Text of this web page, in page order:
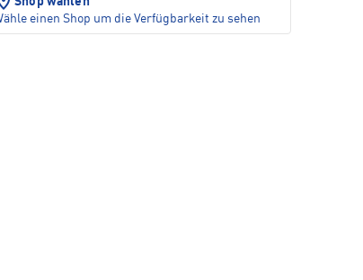
einen Shop um die Verfügbarkeit zu sehen